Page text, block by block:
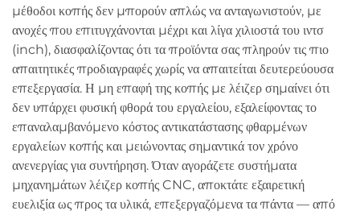
μέθοδοι κοπής δεν μπορούν απλώς να ανταγωνιστούν, με
ανοχές που επιτυγχάνονται μέχρι και λίγα χιλιοστά του ιντσ
(inch), διασφαλίζοντας ότι τα προϊόντα σας πληρούν τις πιο
απαιτητικές προδιαγραφές χωρίς να απαιτείται δευτερεύουσα
επεξεργασία. Η μη επαφή της κοπής με λέιζερ σημαίνει ότι
δεν υπάρχει φυσική φθορά του εργαλείου, εξαλείφοντας το
επαναλαμβανόμενο κόστος αντικατάστασης φθαρμένων
εργαλείων κοπής και μειώνοντας σημαντικά τον χρόνο
ανενεργίας για συντήρηση. Όταν αγοράζετε συστήματα
μηχανημάτων λέιζερ κοπής CNC, αποκτάτε εξαιρετική
ευελιξία ως προς τα υλικά, επεξεργαζόμενα τα πάντα — από